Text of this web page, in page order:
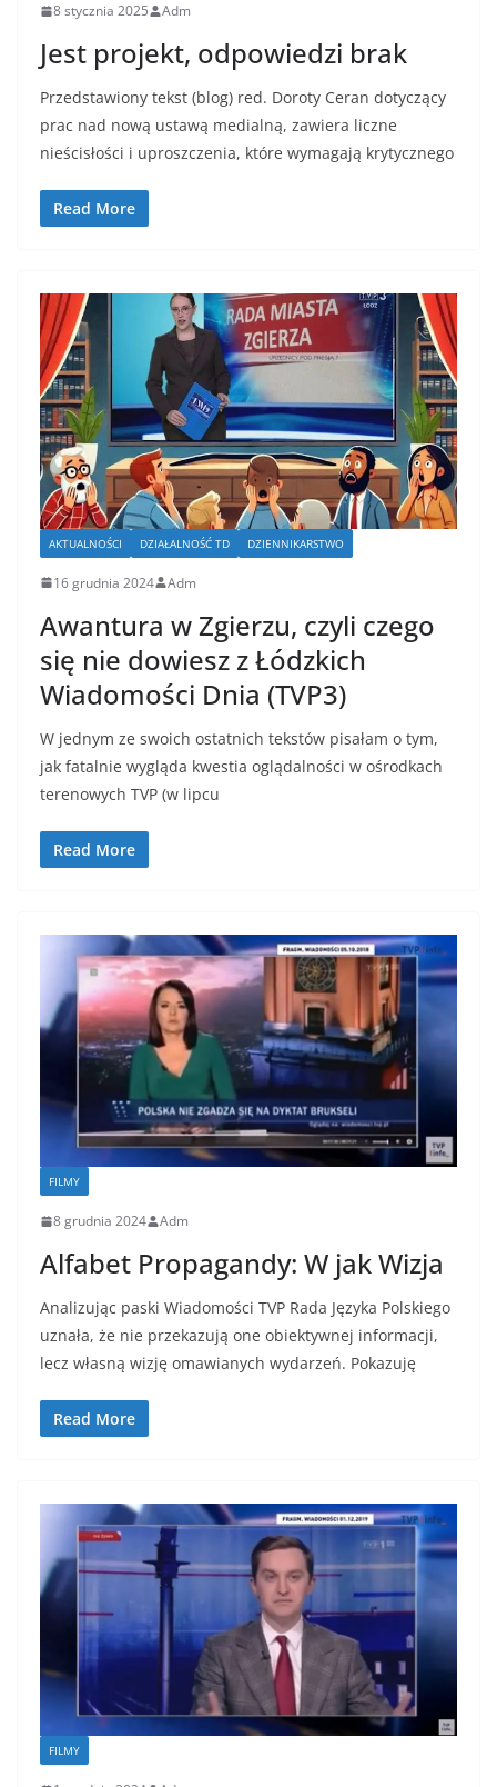
8 stycznia 2025 Adm
Jest projekt, odpowiedzi brak
Przedstawiony tekst (blog) red. Doroty Ceran dotyczący
prac nad nową ustawą medialną, zawiera liczne
nieścisłości i uproszczenia, które wymagają krytycznego
Read More
AKTUALNOŚCI DZIAŁALNOŚĆ TD DZIENNIKARSTWO
16 grudnia 2024 Adm
Awantura w Zgierzu, czyli czego
się nie dowiesz z Łódzkich
Wiadomości Dnia (TVP3)
W jednym ze swoich ostatnich tekstów pisałam o tym,
jak fatalnie wygląda kwestia oglądalności w ośrodkach
terenowych TVP (w lipcu
Read More
FILMY
8 grudnia 2024 Adm
Alfabet Propagandy: W jak Wizja
Analizując paski Wiadomości TVP Rada Języka Polskiego
uznała, że nie przekazują one obiektywnej informacji,
lecz własną wizję omawianych wydarzeń. Pokazuję
Read More
FILMY